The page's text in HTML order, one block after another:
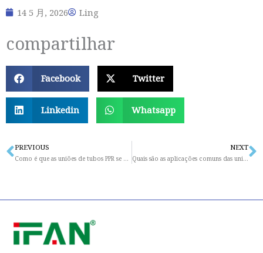
14 5 月, 2026 Ling
compartilhar
Facebook Twitter
Linkedin Whatsapp
Prev
PREVIOUS
Como é que as uniões de tubos PPR se comparam com as uniões de PVC ou CPVC?
NEXT
Quais são as aplicações comuns das uniões de latão?